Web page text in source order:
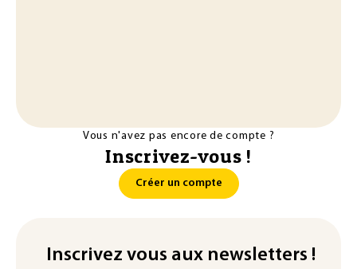
Vous n'avez pas encore de compte ?
Inscrivez-vous !
Créer un compte
Inscrivez vous aux newsletters !